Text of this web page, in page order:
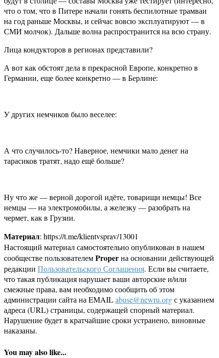
что о том, что в Питере начали гонять беспилотные трамваи
на год раньше Москвы, и сейчас вовсю эксплуатируют — в
СМИ молчок). Дальше волна распространится на всю страну.
Лица кондукторов в регионах представили?
А вот как обстоят дела в прекрасной Европе, конкретно в
Германии, еще более конкретно — в Берлине:
У других немчиков было веселее:
А что случилось-то? Наверное, немчики мало денег на
тарасиков тратят, надо ещё больше?
Ну что же — верной дорогой идёте, товарищи немцы! Все
немцы — на электромобилы, а железку — разобрать на
чермет, как в Грузии.
Материал: https://t.me/klientvsprav/13001
Настоящий материал самостоятельно опубликован в нашем
сообществе пользователемProperна основании действующей
редакции Пользовательского Соглашения. Если вы считаете,
что такая публикация нарушает ваши авторские и/или
смежные права, вам необходимо сообщить об этом
администрации сайта на EMAILabuse@newru.orgс указанием
адреса (URL) страницы, содержащей спорный материал.
Нарушение будет в кратчайшие сроки устранено, виновные
наказаны.
You may also like...